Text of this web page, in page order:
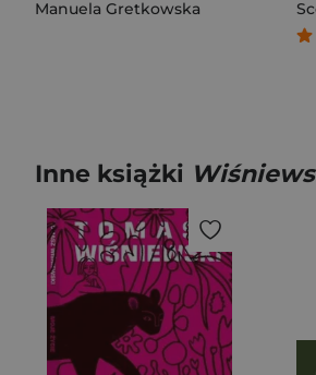
Manuela Gretkowska
Inne książki